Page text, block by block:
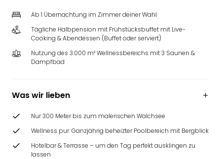
Ab 1 Übernachtung im Zimmer deiner Wahl
Tägliche Halbpension mit Frühstücksbuffet mit Live-
Cooking & Abendessen (Buffet oder serviert)
Nutzung des 3.000 m² Wellnessbereichs mit 3 Saunen &
Dampfbad
Was wir lieben
Nur 300 Meter bis zum malerischen Walchsee
Wellness pur: Ganzjährig beheizter Poolbereich mit Bergblick
Hotelbar & Terrasse – um den Tag perfekt ausklingen zu
lassen